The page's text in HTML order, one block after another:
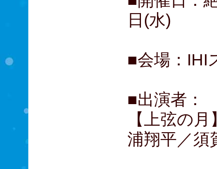
日(水)
■会場：IHI
■出演者：
【上弦の
浦翔平／須